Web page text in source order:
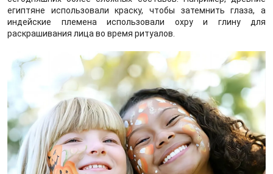
египтяне использовали краску, чтобы затемнить глаза, а
индейские племена использовали охру и глину для
раскрашивания лица во время ритуалов.